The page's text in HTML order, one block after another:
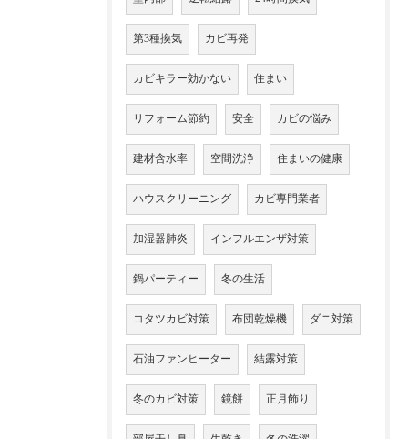
第3種換気 カビ再発
カビキラー効かない 住まい
リフォーム節約 安全 カビの悩み
建材含水率 空間洗浄 住まいの健康
ハウスクリーニング カビ専門業者
加湿器肺炎 インフルエンザ対策
鍋パーティー 冬の生活
コタツカビ対策 布団乾燥機 ダニ対策
石油ファンヒーター 結露対策
冬のカビ対策 鏡餅 正月飾り